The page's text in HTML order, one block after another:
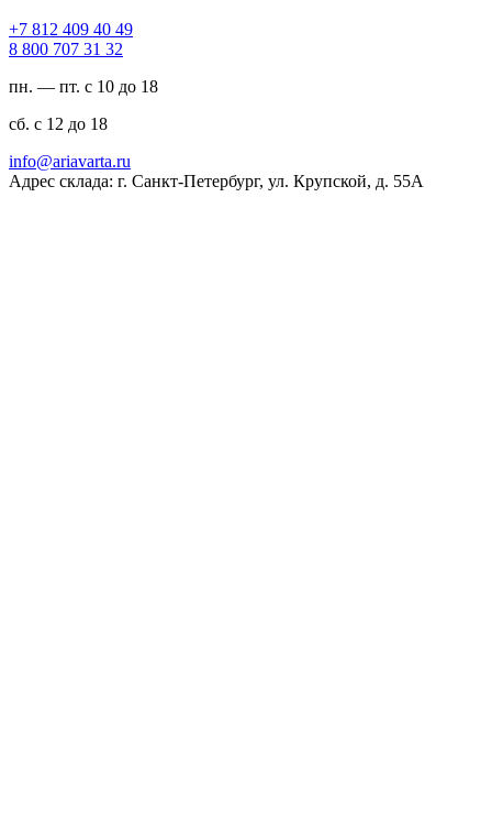
94 04 904 218 7+
23 13 707 008 8
пн. — пт. с 10 до 18
сб. с 12 до 18
ur.atravaira@ofni
Адрес склада: г. Санкт-Петербург, ул. Крупской, д. 55А